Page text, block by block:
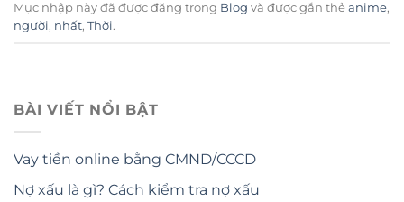
Mục nhập này đã được đăng trong Blog và được gắn thẻ anime,
người, nhất, Thời.
BÀI VIẾT NỔI BẬT
Vay tiền online bằng CMND/CCCD
Nợ xấu là gì? Cách kiểm tra nợ xấu